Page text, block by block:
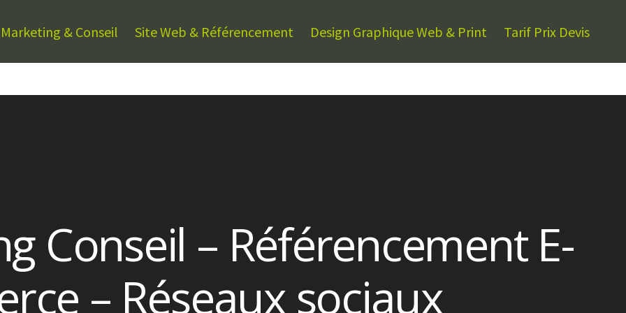
& Conseil Site Web & Référencement Design Graphique Web & Print Tarif Prix Devis
Conseil – Référencement E-
– Réseaux sociaux